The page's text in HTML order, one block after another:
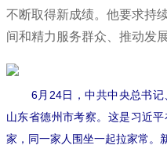
不断取得新成绩。他要求持
间和精力服务群众、推动发展
6月24日，中共中央总书
山东省德州市考察。这是习近
家，同一家人围坐一起拉家常。